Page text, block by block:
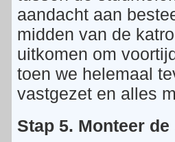
aandacht aan
midden van de
uitkomen om
toen we helemaal
vastgezet en alles
Stap 5. Monteer